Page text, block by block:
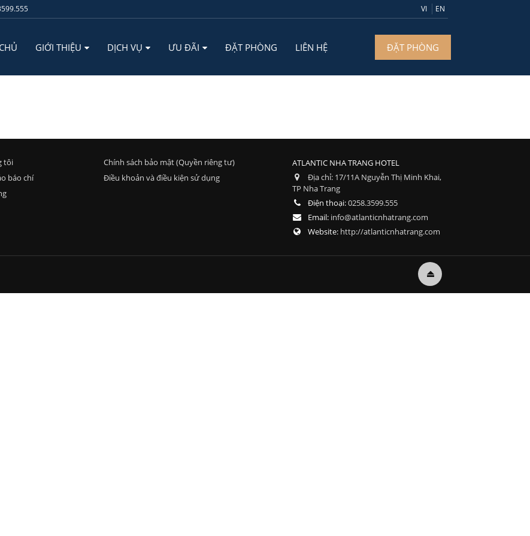
VI EN
GIỚI THIỆU DỊCH VỤ ƯU ĐÃI ĐẶT PHÒNG LIÊN HỆ ĐẶT PHÒNG
tôi
báo chí
Chính sách bảo mật (Quyền riêng tư)
Điều khoản và điều kiện sử dụng
ATLANTIC NHA TRANG HOTEL
Địa chỉ: 17/11A Nguyễn Thị Minh Khai,
TP Nha Trang
Điện thoại:0258.3599.555
Email: info@atlanticnhatrang.com
Website: http://atlanticnhatrang.com